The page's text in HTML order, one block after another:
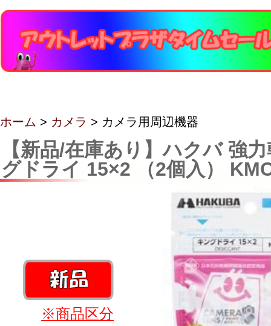
ホーム > カメラ > カメラ用周辺機器
【新品/在庫あり】ハクバ 強
グドライ 15×2 （2個入）
※商品区分